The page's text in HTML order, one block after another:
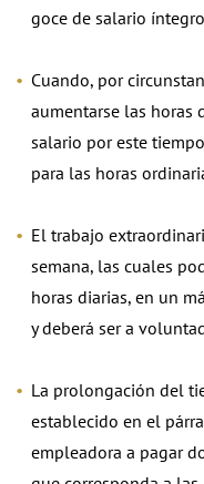
goce de salario
Cuando, por
aumentarse las horas
salario por este
para las horas
El trabajo
semana, las cuales
horas diarias, en un
y deberá ser a
La prolongación del
establecido en el
empleadora a pagar